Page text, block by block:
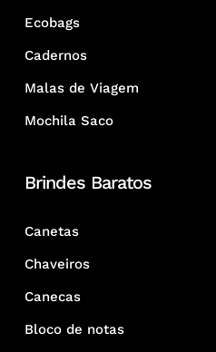
Ecobags
Cadernos
Malas de Viagem
Mochila Saco
Brindes Baratos
Canetas
Chaveiros
Canecas
Bloco de notas